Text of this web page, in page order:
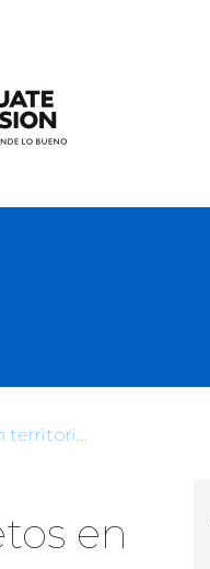
“Actuamos como agentes secretos en territorio enemigo”: la difícil batalla para frenar la venta de drogas a través de la red oscura
en